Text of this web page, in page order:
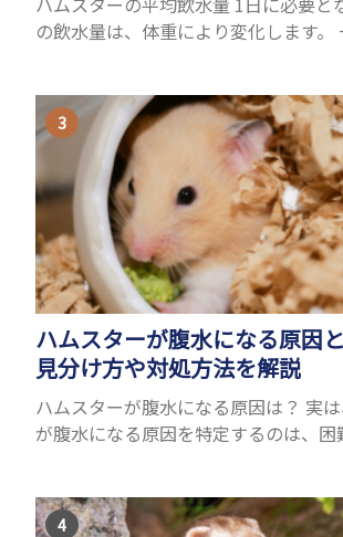
の飲水量は、体重により変化します。
15c...
ハムスターが腹水になる原因
見分け方や対処方法を解説
ハムスターが腹水になる原因は？ 実
が腹水になる原因を特定するのは、困
理由はさま...